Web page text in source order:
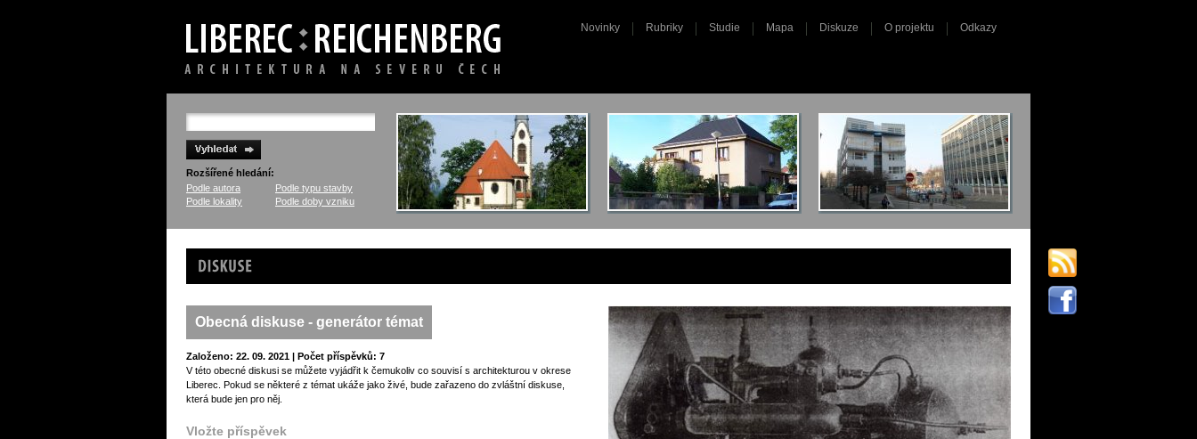
Novinky Rubriky Studie Mapa Diskuze O projektu Odkazy
Rozšířené hledání:
Podle autora
Podle typu stavby
Podle lokality
Podle doby vzniku
Diskuse
Obecná diskuse - generátor témat
Založeno: 22. 09. 2021 | Počet příspěvků: 7
V této obecné diskusi se můžete vyjádřit k čemukoliv co souvisí s architekturou v okrese
Liberec. Pokud se některé z témat ukáže jako živé, bude zařazeno do zvláštní diskuse,
která bude jen pro něj.
Vložte příspěvek